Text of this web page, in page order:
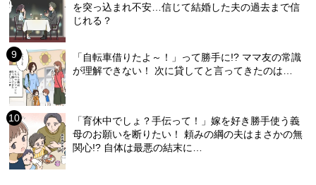
を突っ込まれ不安…信じて結婚した夫の過去まで信
じれる？
「自転車借りたよ～！」って勝手に!? ママ友の常識
が理解できない！ 次に貸してと言ってきたのは…
「育休中でしょ？手伝って！」嫁を好き勝手使う義
母のお願いを断りたい！ 頼みの綱の夫はまさかの無
関心!? 自体は最悪の結末に…